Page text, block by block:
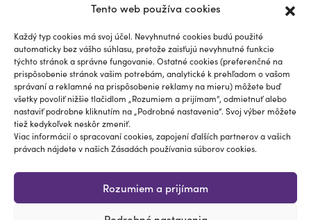
Tento web používa cookies
Každý typ cookies má svoj účel. Nevyhnutné cookies budú použité
automaticky bez vášho súhlasu, pretože zaisťujú nevyhnutné funkcie
týchto stránok a správne fungovanie. Ostatné cookies (preferenčné na
prispôsobenie stránok vašim potrebám, analytické k prehľadom o vašom
správaní a reklamné na prispôsobenie reklamy na mieru) môžete buď
všetky povoliť nižšie tlačidlom „Rozumiem a prijímam“, odmietnuť alebo
nastaviť podrobne kliknutím na „Podrobné nastavenia“. Svoj výber môžete
tiež kedykoľvek neskôr zmeniť.
Viac informácií o spracovaní cookies, zapojení ďalších partnerov a vašich
právach nájdete v našich Zásadách používania súborov cookies.
Rozumiem a prijímam
S investovaním je spojené riziko. Hodnota investície môže v
priebehu jej trvania kolísať, niekedy aj výrazne. Údaje o
minulej výkonnosti nie sú spoľahlivým ukazovateľom pre
budúce výkonnosti. Informácie na tejto stránke, vrátane
analýz, výkonností a vzorových portfólií, sú poskytované „ako
sú“, neslúžia k poskytovaniu investičného poradenstva a
nepredstavujú odporúčanie ani výzvu na nákup, predaj alebo
podržanie konkrétneho finančného nástroja ako vhodného
pre konkrétneho investora.